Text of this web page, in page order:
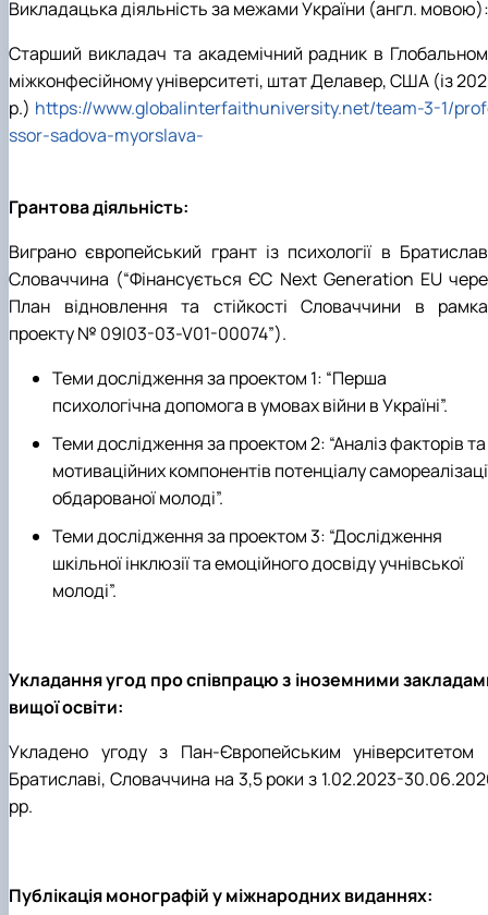
Викладацька діяльність за межами України (англ. мовою):
Старший викладач та академічний радник в
міжконфесійному університеті, штат Делавер, США (із
р.) https://www.globalinterfaithuniversity.net/team-3-1/
ssor-sadova-myorslava-
Грантова діяльність:
Виграно європейський грант із психології в
Словаччина (“Фінансується ЄС Next Generation EU
План відновлення та стійкості Словаччини в
проекту № 09I03-03-V01-00074”).
Теми дослідження за проектом 1: “Перша
психологічна допомога в умовах війни в Україні”.
Теми дослідження за проектом 2: “Аналіз факторів та
мотиваційних компонентів потенціалу
обдарованої молоді”.
Теми дослідження за проектом 3: “Дослідження
шкільної інклюзії та емоційного досвіду учнівської
молоді”.
Укладання угод про співпрацю з іноземними
вищої освіти:
Укладено угоду з Пан-Європейським університетом
Братиславі, Словаччина на 3,5 роки з 1.02.2023-
рр.
Публікація монографій у міжнародних виданнях: